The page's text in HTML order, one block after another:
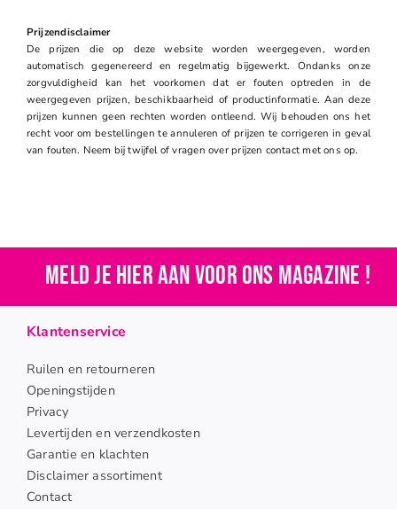
Prijzendisclaimer
De prijzen die op deze website worden weergegeven, worden
automatisch gegenereerd en regelmatig bijgewerkt. Ondanks onze
zorgvuldigheid kan het voorkomen dat er fouten optreden in de
weergegeven prijzen, beschikbaarheid of productinformatie. Aan deze
prijzen kunnen geen rechten worden ontleend. Wij behouden ons het
recht voor om bestellingen te annuleren of prijzen te corrigeren in geval
van fouten. Neem bij twijfel of vragen over prijzen contact met ons op.
Meld je hier aan voor ons magazine !
Klantenservice
Ruilen en retourneren
Openingstijden
Privacy
Levertijden en verzendkosten
Garantie en klachten
Disclaimer assortiment
Contact